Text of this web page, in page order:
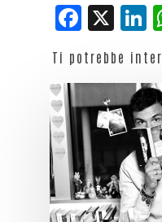
X
Ti potrebbe